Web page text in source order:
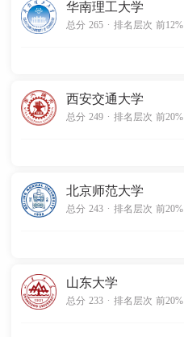
华南理工大学
总分 265 . 排名层次 前12%
西安交通大学
总分 249 . 排名层次 前20%
北京师范大学
总分 243 . 排名层次 前20%
山东大学
总分 233 . 排名层次 前20%